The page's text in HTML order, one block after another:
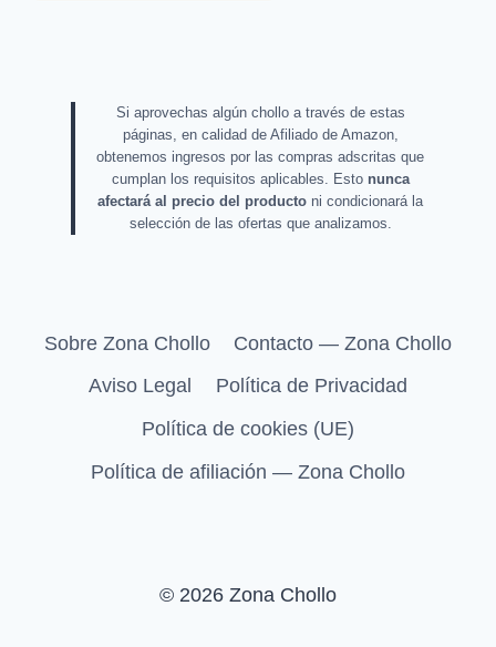
Si aprovechas algún chollo a través de estas
páginas, en calidad de Afiliado de Amazon,
obtenemos ingresos por las compras adscritas que
cumplan los requisitos aplicables. Esto nunca
afectará al precio del producto ni condicionará la
selección de las ofertas que analizamos.
Sobre Zona Chollo
Contacto — Zona Chollo
Aviso Legal
Política de Privacidad
Política de cookies (UE)
Política de afiliación — Zona Chollo
© 2026 Zona Chollo